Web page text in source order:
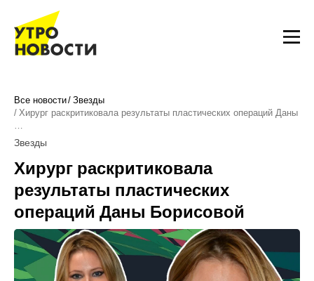
Все новости Звезды
Хирург раскритиковала результаты пластических операций Даны
…
Звезды
Хирург раскритиковала
результаты пластических
операций Даны Борисовой